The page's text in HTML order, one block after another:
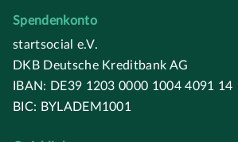
Spendenkonto
startsocial e.V.
DKB Deutsche Kreditbank AG
IBAN: DE39 1203 0000 1004 4091 14
BIC: BYLADEM1001